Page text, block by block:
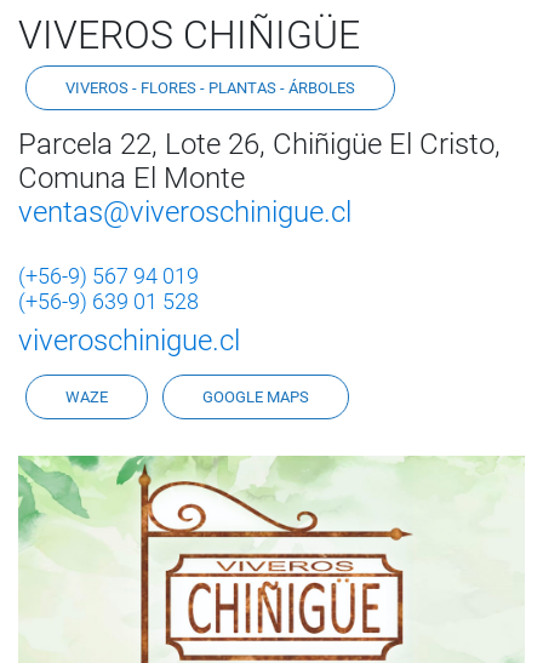
VIVEROS CHIÑIGÜE
VIVEROS - FLORES - PLANTAS - ÁRBOLES
Parcela 22, Lote 26, Chiñigüe El Cristo,
Comuna El Monte
ventas@viveroschinigue.cl
(+56-9) 567 94 019
(+56-9) 639 01 528
viveroschinigue.cl
WAZE GOOGLE MAPS